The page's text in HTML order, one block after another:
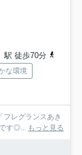
駅 徒歩70分
な環境
フレグランスあき
す◎...
もっと見る